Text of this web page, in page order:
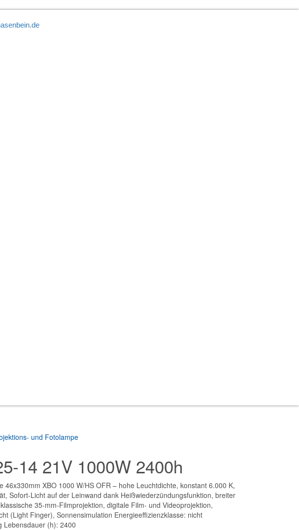
und Fotolampe
14 21V 1000W 2400h
46x330mm XBO 1000 W/HS OFR – hohe Leuchtdichte, konstant 6.000 K,
Sofort-Licht auf der Leinwand dank Heißwiederzündungsfunktion, breiter
35-mm-Filmprojektion, digitale Film- und Videoprojektion,
(Light Finger), Sonnensimulation Energieeffizienzklasse: nicht
Lebensdauer (h): 2400